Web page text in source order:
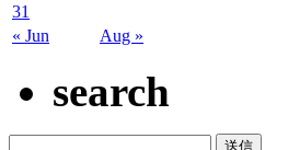
« Jun Aug »
31
search